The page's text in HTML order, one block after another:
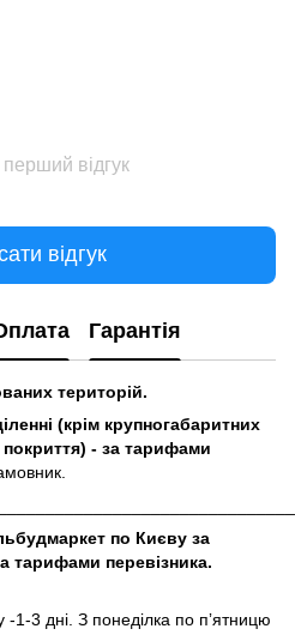
відгук
відгук
Гарантія
територій.
(крім крупногабаритних
- за тарифами
по Києву за
тарифами перевізника.
1-3 дні. З понеділка по пʼятницю